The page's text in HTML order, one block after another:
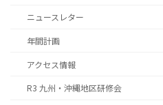
ニュースレター
年間計画
アクセス情報
R3 九州・沖縄地区研修会